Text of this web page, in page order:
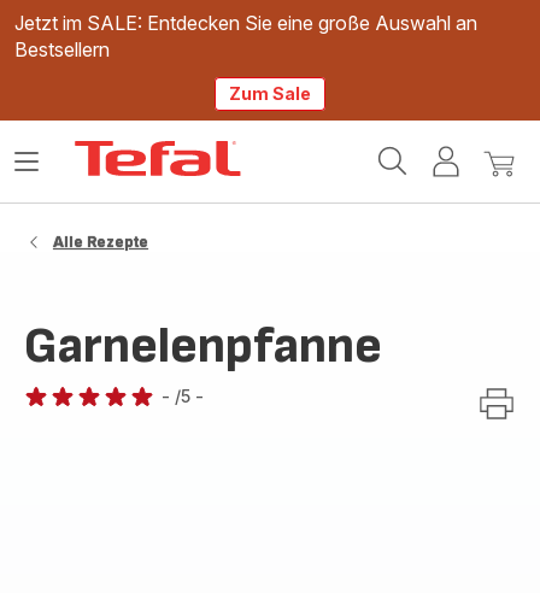
Jetzt im SALE: Entdecken Sie eine große Auswahl an
Bestsellern
Zum Sale
Mein
Mein
Das
Alle Rezepte
Garnelenpfanne
- /5 -